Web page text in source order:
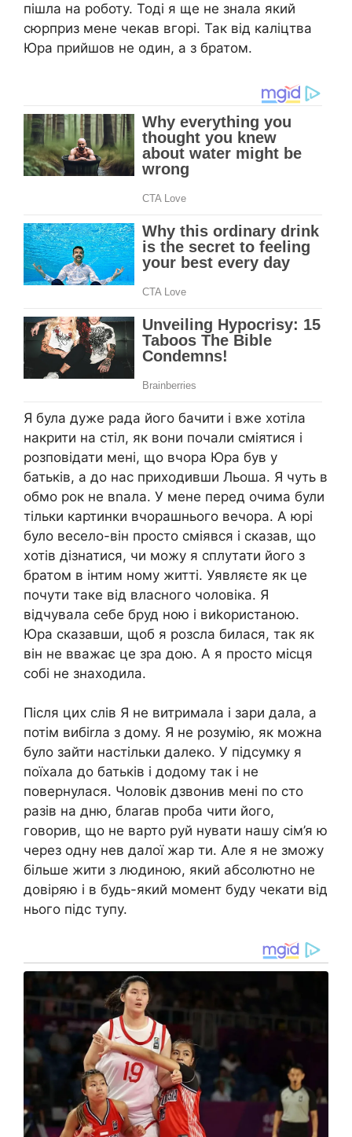
пішла на роботу. Тоді я ще не знала який
сюрприз мене чекав вгорі. Так від каліцтва
Юра прийшов не один, а з братом.
Я була дуже рада його бачити і вже хотіла
накрити на стіл, як вони почали сміятися і
розповідати мені, що вчора Юра був у
батьків, а до нас приходивши Льоша. Я чуть в
обмо рок не вnала. У мене перед очима були
тільки картинки вчорашнього вечора. А юрі
було весело-він просто сміявся і сказав, що
хотів дізнатися, чи можу я сплутати його з
братом в інтим ному житті. Уявляєте як це
почути таке від власного чоловіка. Я
відчувала себе бруд ною і виkористаною.
Юра сказавши, щоб я розсла билася, так як
він не вважає це зра дою. А я просто місця
собі не знаходила.
Після цих слів Я не витримала і зари дала, а
потім вибіrла з дому. Я не розумію, як можна
було зайти настільки далеко. У підсумку я
поїхала до батьків і додому так і не
повернулася. Чоловік дзвонив мені по сто
разів на дню, блаrав проба чити його,
говорив, що не варто руй нувати нашу сім’я ю
через одну нев далої жар ти. Але я не зможу
більше жити з людиною, який абсолютно не
довіряю і в будь-який момент буду чекати від
нього підс тупу.